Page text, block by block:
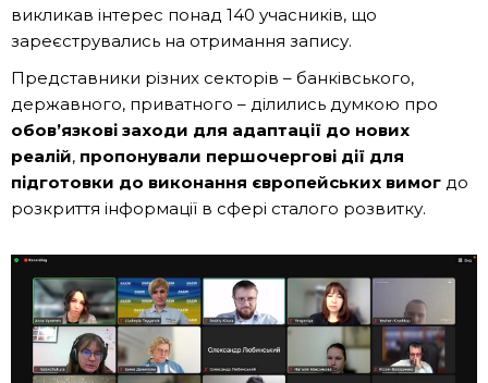
викликав інтерес понад 140 учасників, що
зареєструвались на отримання запису.
Представники різних секторів – банківського,
державного, приватного – ділились думкою про
обов’язкові заходи для адаптації до нових
реалій, пропонували першочергові дії для
підготовки до виконання європейських вимог до
розкриття інформації в сфері сталого розвитку.